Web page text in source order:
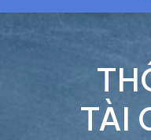
TÀI